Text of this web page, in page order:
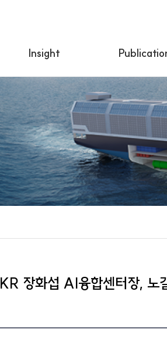
Insight
KR 장화섭 AI융합센터장, 노